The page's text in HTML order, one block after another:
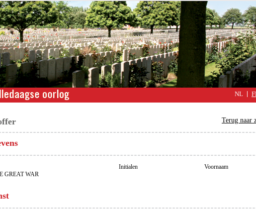
NL
Terug naar
GREAT WAR
Initialen Voornaam